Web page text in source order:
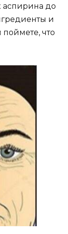
аспирина до
и
что